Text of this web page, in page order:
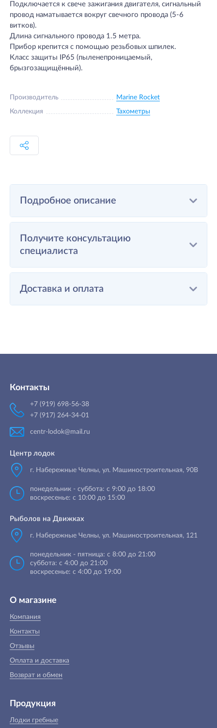
Подключается к свече зажигания двигателя, сигнальный
провод наматывается вокруг свечного провода (5-6
витков).
Длина сигнального провода 1.5 метра.
Прибор крепится с помощью резьбовых шпилек.
Класс защиты IP65 (пыленепроницаемый,
брызгозащищённый).
Производитель Marine Rocket
Коллекция Тахометры
Подробное описание
Получите консультацию
специалиста
Доставка и оплата
Контакты
+7 (919) 698-56-38
+7 (917) 264-34-01
centr-lodok@mail.ru
Центр лодок
г. Набережные Челны, ул. Машиностроительная, 90B
понедельник - суббота: с 9:00 до 18:00
воскресенье: с 10:00 до 15:00
Рыболов на Движках
г. Набережные Челны, ул. Машиностроительная, 121
понедельник - пятница: с 8:00 до 21:00
суббота: с 4:00 до 21:00
воскресенье: с 4:00 до 19:00
О магазине
Компания
Контакты
Отзывы
Оплата и доставка
Возврат и обмен
Продукция
Лодки гребные